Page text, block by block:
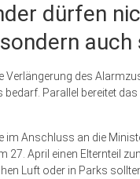
dürfen
auch
Verlängerung des
Parallel bereitet
Anschluss an die
April einen Elternteil
Luft oder in Parks